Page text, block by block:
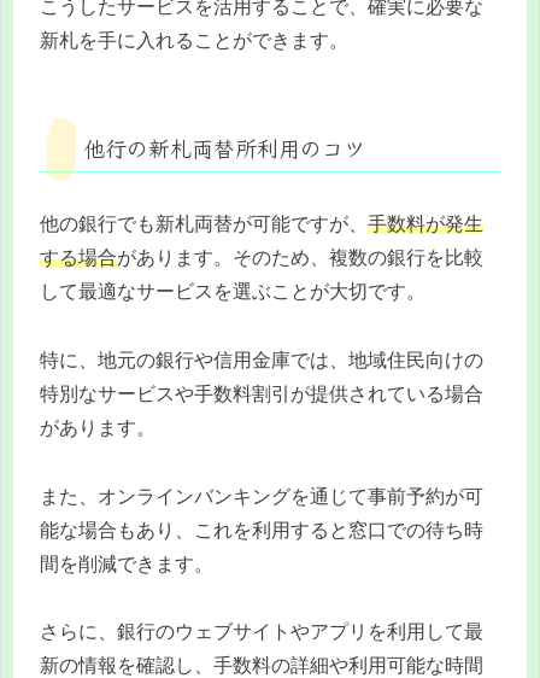
こうしたサービスを活用することで、確実に必要な
新札を手に入れることができます。
他行の新札両替所利用のコツ
他の銀行でも新札両替が可能ですが、 手数料が発生
する場合があります。そのため、複数の銀行を比較
して最適なサービスを選ぶことが大切です。
特に、地元の銀行や信用金庫では、地域住民向けの
特別なサービスや手数料割引が提供されている場合
があります。
また、オンラインバンキングを通じて事前予約が可
能な場合もあり、これを利用すると窓口での待ち時
間を削減できます。
さらに、銀行のウェブサイトやアプリを利用して最
新の情報を確認し、手数料の詳細や利用可能な時間